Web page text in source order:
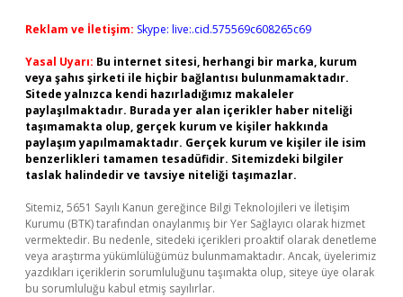
Reklam ve İletişim: Skype: live:.cid.575569c608265c69
Yasal Uyarı: Bu internet sitesi, herhangi bir marka, kurum
veya şahıs şirketi ile hiçbir bağlantısı bulunmamaktadır.
Sitede yalnızca kendi hazırladığımız makaleler
paylaşılmaktadır. Burada yer alan içerikler haber niteliği
taşımamakta olup, gerçek kurum ve kişiler hakkında
paylaşım yapılmamaktadır. Gerçek kurum ve kişiler ile isim
benzerlikleri tamamen tesadüfidir. Sitemizdeki bilgiler
taslak halindedir ve tavsiye niteliği taşımazlar.
Sitemiz, 5651 Sayılı Kanun gereğince Bilgi Teknolojileri ve İletişim
Kurumu (BTK) tarafından onaylanmış bir Yer Sağlayıcı olarak hizmet
vermektedir. Bu nedenle, sitedeki içerikleri proaktif olarak denetleme
veya araştırma yükümlülüğümüz bulunmamaktadır. Ancak, üyelerimiz
yazdıkları içeriklerin sorumluluğunu taşımakta olup, siteye üye olarak
bu sorumluluğu kabul etmiş sayılırlar.